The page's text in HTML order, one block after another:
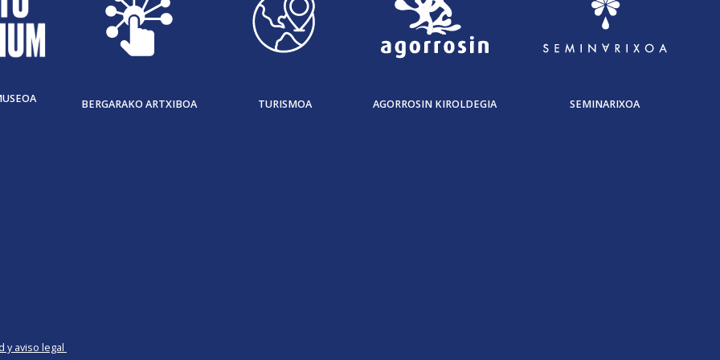
BERGARAKO ARTXIBOA TURISMOA AGORROSIN KIROLDEGIA SEMINARIXOA
y aviso legal